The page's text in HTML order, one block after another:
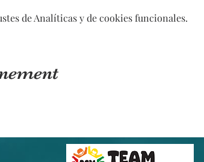
de Analíticas y de cookies funcionales.